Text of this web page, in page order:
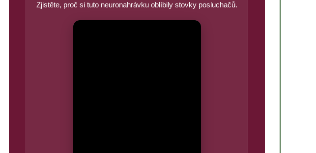
Zjistěte, proč si tuto neuronahrávku oblíbily stovky posluchačů.